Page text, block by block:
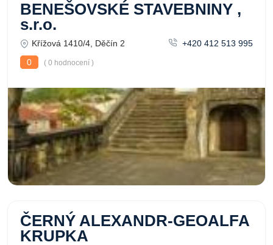
BENEŠOVSKÉ STAVEBNINY ,
s.r.o.
Křížová 1410/4, Děčín 2
+420 412 513 995
0
( 0 hodnocení )
ČERNÝ ALEXANDR-GEOALFA
KRUPKA